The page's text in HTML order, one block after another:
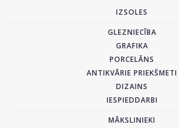
IZSOLES
GLEZNIECĪBA
GRAFIKA
PORCELĀNS
ANTIKVĀRIE PRIEKŠMETI
DIZAINS
IESPIEDDARBI
MĀKSLINIEKI